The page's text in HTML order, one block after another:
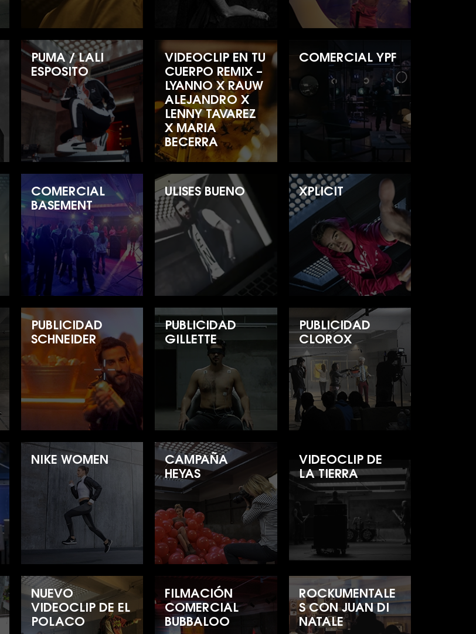
PUMA / LALI
ESPOSITO
VIDEOCLIP EN TU
CUERPO REMIX –
LYANNO X RAUW
ALEJANDRO X
LENNY TAVAREZ
X MARIA
BECERRA
COMERCIAL YPF
COMERCIAL
BASEMENT
ULISES BUENO XPLICIT
PUBLICIDAD
SCHNEIDER
PUBLICIDAD
GILLETTE
PUBLICIDAD
CLOROX
NIKE WOMEN
CAMPAÑA
HEYAS
VIDEOCLIP DE
LA TIERRA
NUEVO
VIDEOCLIP DE EL
POLACO
FILMACIÓN
COMERCIAL
BUBBALOO
ROCKUMENTALE
S CON JUAN DI
NATALE